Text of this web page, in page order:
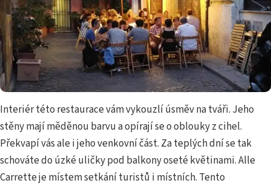
Interiér této restaurace vám vykouzlí úsměv na tváři. Jeho
stěny mají měděnou barvu a opírají se o oblouky z cihel.
Překvapí vás ale i jeho venkovní část. Za teplých dní se tak
schováte do úzké uličky pod balkony oseté květinami. Alle
Carrette je místem setkání turistů i místních. Tento